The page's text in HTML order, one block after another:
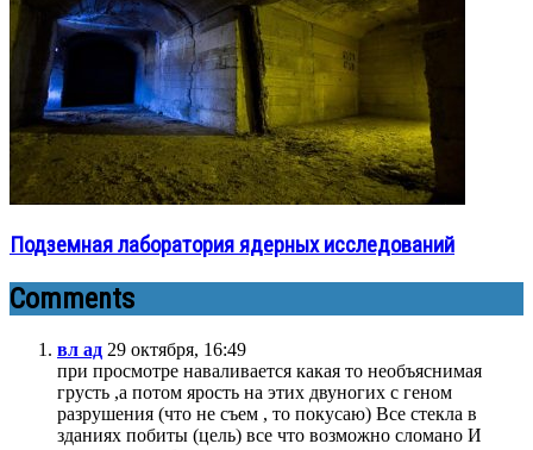
Подземная лаборатория ядерных исследований
Comments
вл ад 29 октября, 16:49
при просмотре наваливается какая то необъяснимая
грусть ,а потом ярость на этих двуногих с геном
разрушения (что не съем , то покусаю) Все стекла в
зданиях побиты (цель) все что возможно сломано И